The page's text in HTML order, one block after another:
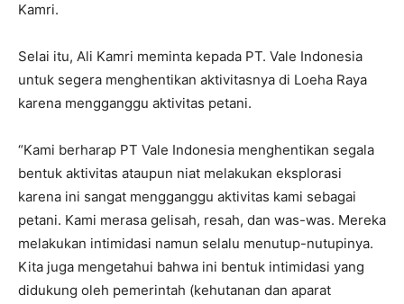
Kamri.
Selai itu, Ali Kamri meminta kepada PT. Vale Indonesia
untuk segera menghentikan aktivitasnya di Loeha Raya
karena mengganggu aktivitas petani.
“Kami berharap PT Vale Indonesia menghentikan segala
bentuk aktivitas ataupun niat melakukan eksplorasi
karena ini sangat mengganggu aktivitas kami sebagai
petani. Kami merasa gelisah, resah, dan was-was. Mereka
melakukan intimidasi namun selalu menutup-nutupinya.
Kita juga mengetahui bahwa ini bentuk intimidasi yang
didukung oleh pemerintah (kehutanan dan aparat